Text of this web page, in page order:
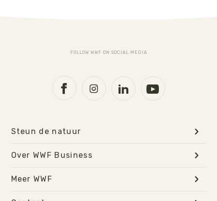
FOLLOW WWF ON SOCIAL MEDIA
Steun de natuur
Over WWF Business
Meer WWF